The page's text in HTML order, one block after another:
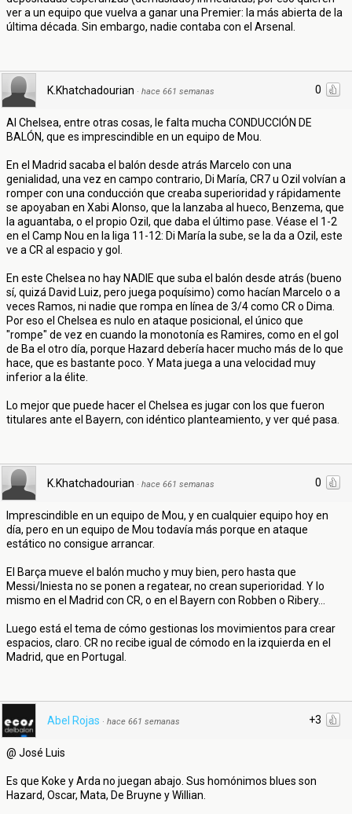
ver a un equipo que vuelva a ganar una Premier: la más abierta de la
última década. Sin embargo, nadie contaba con el Arsenal.
0
K.Khatchadourian · hace 661 semanas
Al Chelsea, entre otras cosas, le falta mucha CONDUCCIÓN DE
BALÓN, que es imprescindible en un equipo de Mou.
En el Madrid sacaba el balón desde atrás Marcelo con una
genialidad, una vez en campo contrario, Di María, CR7 u Ozil volvían a
romper con una conducción que creaba superioridad y rápidamente
se apoyaban en Xabi Alonso, que la lanzaba al hueco, Benzema, que
la aguantaba, o el propio Ozil, que daba el último pase. Véase el 1-2
en el Camp Nou en la liga 11-12: Di María la sube, se la da a Ozil, este
ve a CR al espacio y gol.
En este Chelsea no hay NADIE que suba el balón desde atrás (bueno
sí, quizá David Luiz, pero juega poquísimo) como hacían Marcelo o a
veces Ramos, ni nadie que rompa en línea de 3/4 como CR o Dima.
Por eso el Chelsea es nulo en ataque posicional, el único que
"rompe" de vez en cuando la monotonía es Ramires, como en el gol
de Ba el otro día, porque Hazard debería hacer mucho más de lo que
hace, que es bastante poco. Y Mata juega a una velocidad muy
inferior a la élite.
Lo mejor que puede hacer el Chelsea es jugar con los que fueron
titulares ante el Bayern, con idéntico planteamiento, y ver qué pasa.
0
K.Khatchadourian · hace 661 semanas
Imprescindible en un equipo de Mou, y en cualquier equipo hoy en
día, pero en un equipo de Mou todavía más porque en ataque
estático no consigue arrancar.
El Barça mueve el balón mucho y muy bien, pero hasta que
Messi/Iniesta no se ponen a regatear, no crean superioridad. Y lo
mismo en el Madrid con CR, o en el Bayern con Robben o Ribery...
Luego está el tema de cómo gestionas los movimientos para crear
espacios, claro. CR no recibe igual de cómodo en la izquierda en el
Madrid, que en Portugal.
+3
Abel Rojas · hace 661 semanas
@ José Luis
Es que Koke y Arda no juegan abajo. Sus homónimos blues son
Hazard, Oscar, Mata, De Bruyne y Willian.